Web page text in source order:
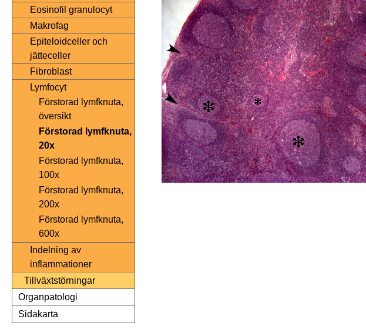
Eosinofil granulocyt
Makrofag
Epiteloidceller och
jätteceller
Fibroblast
Lymfocyt
Förstorad lymfknuta,
översikt
Förstorad lymfknuta,
20x
Förstorad lymfknuta,
100x
Förstorad lymfknuta,
200x
Förstorad lymfknuta,
600x
Indelning av
inflammationer
Tillväxtstörningar
Organpatologi
Sidakarta